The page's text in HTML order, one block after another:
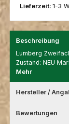
Lieferzeit: 1-3
Beschreibung
Lumberg
Zustand: NEU
Mehr
Hersteller /
Bewertungen